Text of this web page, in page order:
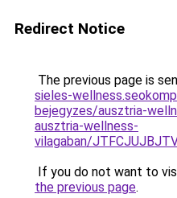
Redirect Notice
The previous page is
sieles-
bejegyzes/ausztria-
ausztria-wellness-
vilagaban/
If you do not want to
the previous page.